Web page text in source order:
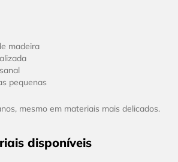
madeira
pequenas
mesmo em materiais mais delicados.
disponíveis